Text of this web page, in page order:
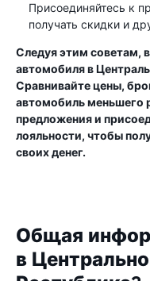
Присоединяйтесь к
получать скидки и
Следуя этим советам,
автомобиля в
Сравнивайте цены,
автомобиль меньшего
предложения и
лояльности, чтобы
своих денег.
Общая
в